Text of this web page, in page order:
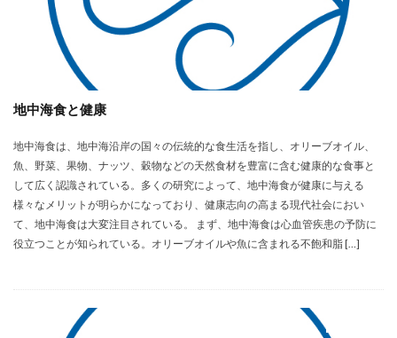
地中海食と健康
地中海食は、地中海沿岸の国々の伝統的な食生活を指し、オリーブオイル、
魚、野菜、果物、ナッツ、穀物などの天然食材を豊富に含む健康的な食事と
して広く認識されている。多くの研究によって、地中海食が健康に与える
様々なメリットが明らかになっており、健康志向の高まる現代社会におい
て、地中海食は大変注目されている。 まず、地中海食は心血管疾患の予防に
役立つことが知られている。オリーブオイルや魚に含まれる不飽和脂 […]